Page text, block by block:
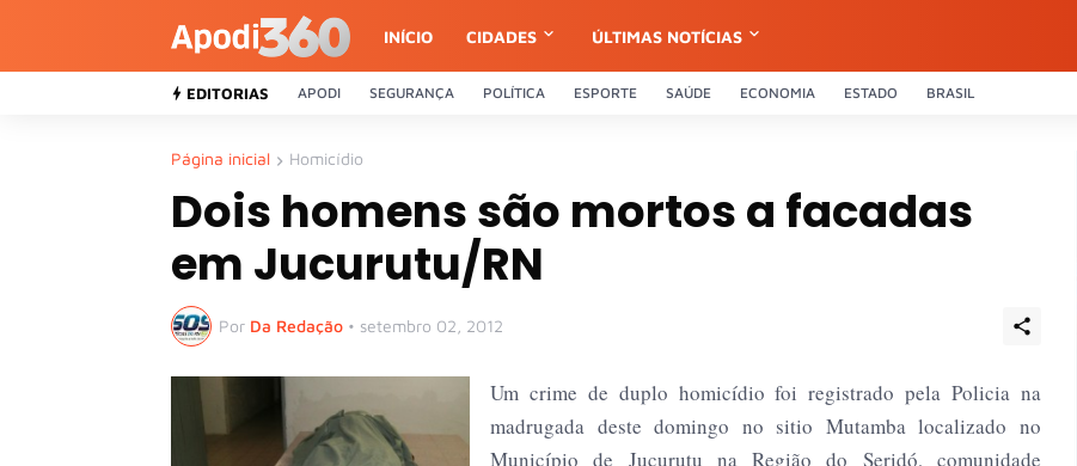
INÍCIO CIDADES ÚLTIMAS NOTÍCIAS
EDITORIAS APODI SEGURANÇA POLÍTICA ESPORTE SAÚDE ECONOMIA ESTADO BRASIL
Página inicial Homicídio
Dois homens são mortos a facadas
em Jucurutu/RN
Por Da Redação • setembro 02, 2012
Um crime de duplo homicídio foi registrado pela Policia na
madrugada deste domingo no sitio Mutamba localizado no
Município de Jucurutu na Região do Seridó, comunidade